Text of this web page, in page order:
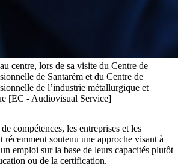
centre, lors de sa visite du Centre de
de Santarém et du Centre de
de l’industrie métallurgique et
[EC - Audiovisual Service]
compétences, les entreprises et les
récemment soutenu une approche visant à
emploi sur la base de leurs capacités plutôt
ou de la certification.